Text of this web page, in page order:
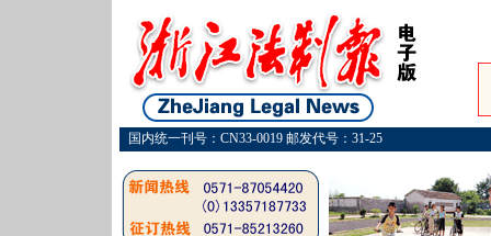
国内统一刊号：CN33-0019 邮发代号：31-25